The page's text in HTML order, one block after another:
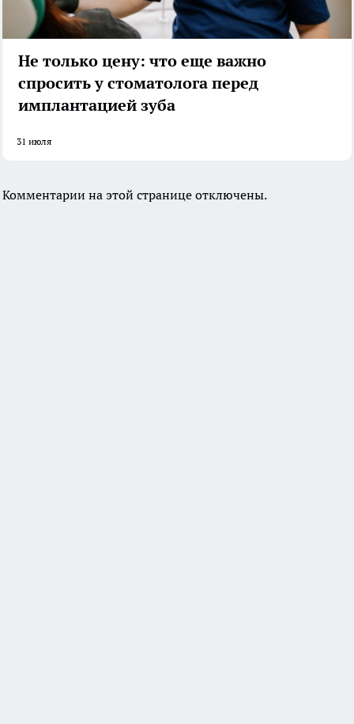
Не только цену: что еще важно
спросить у стоматолога перед
имплантацией зуба
31 июля
Комментарии на этой странице отключены.